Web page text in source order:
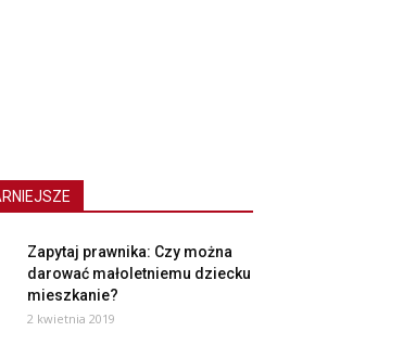
Zapytaj prawnika: Czy można
darować małoletniemu dziecku
mieszkanie?
2 kwietnia 2019